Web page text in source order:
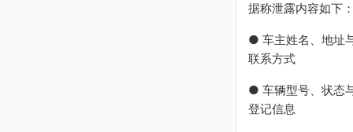
据称泄露内容如下
● 车主姓名、地址
联系方式
● 车辆型号、状态
登记信息